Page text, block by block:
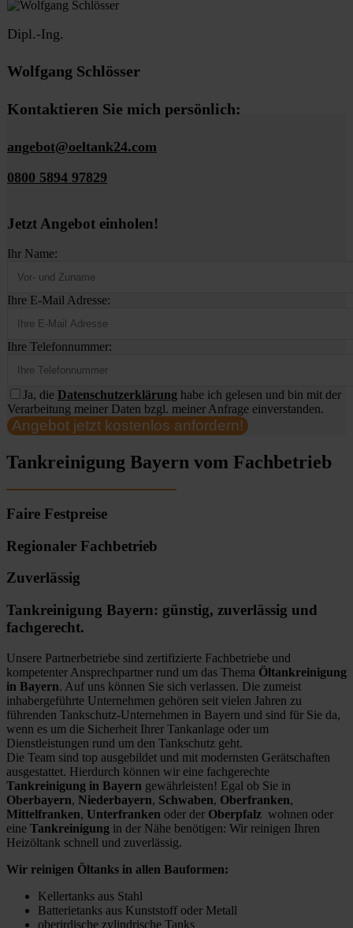
Dipl.-Ing.
Wolfgang Schlösser
Kontaktieren Sie mich persönlich:
angebot@oeltank24.com
0800 5894 97829
Jetzt Angebot einholen!
Ihr Name:
Ihre E-Mail Adresse:
Ihre Telefonnummer:
Ja, die Datenschutzerklärung habe ich gelesen und bin mit der
Verarbeitung meiner Daten bzgl. meiner Anfrage einverstanden.
Angebot jetzt kostenlos anfordern!
Tankreinigung Bayern vom Fachbetrieb
Faire Festpreise
Regionaler Fachbetrieb
Zuverlässig
Tankreinigung Bayern: günstig, zuverlässig und
fachgerecht.
Unsere Partnerbetriebe sind zertifizierte Fachbetriebe und
kompetenter Ansprechpartner rund um das Thema Öltankreinigung
in Bayern. Auf uns können Sie sich verlassen. Die zumeist
inhabergeführte Unternehmen gehören seit vielen Jahren zu
führenden Tankschutz-Unternehmen in Bayern und sind für Sie da,
wenn es um die Sicherheit Ihrer Tankanlage oder um
Dienstleistungen rund um den Tankschutz geht.
Die Team sind top ausgebildet und mit modernsten Gerätschaften
ausgestattet. Hierdurch können wir eine fachgerechte
Tankreinigung in Bayern gewährleisten! Egal ob Sie in
Oberbayern, Niederbayern, Schwaben, Oberfranken,
Mittelfranken, Unterfranken oder der Oberpfalz wohnen oder
eine Tankreinigung in der Nähe benötigen: Wir reinigen Ihren
Heizöltank schnell und zuverlässig.
Wir reinigen Öltanks in allen Bauformen:
Kellertanks aus Stahl
Batterietanks aus Kunststoff oder Metall
oberirdische zylindrische Tanks